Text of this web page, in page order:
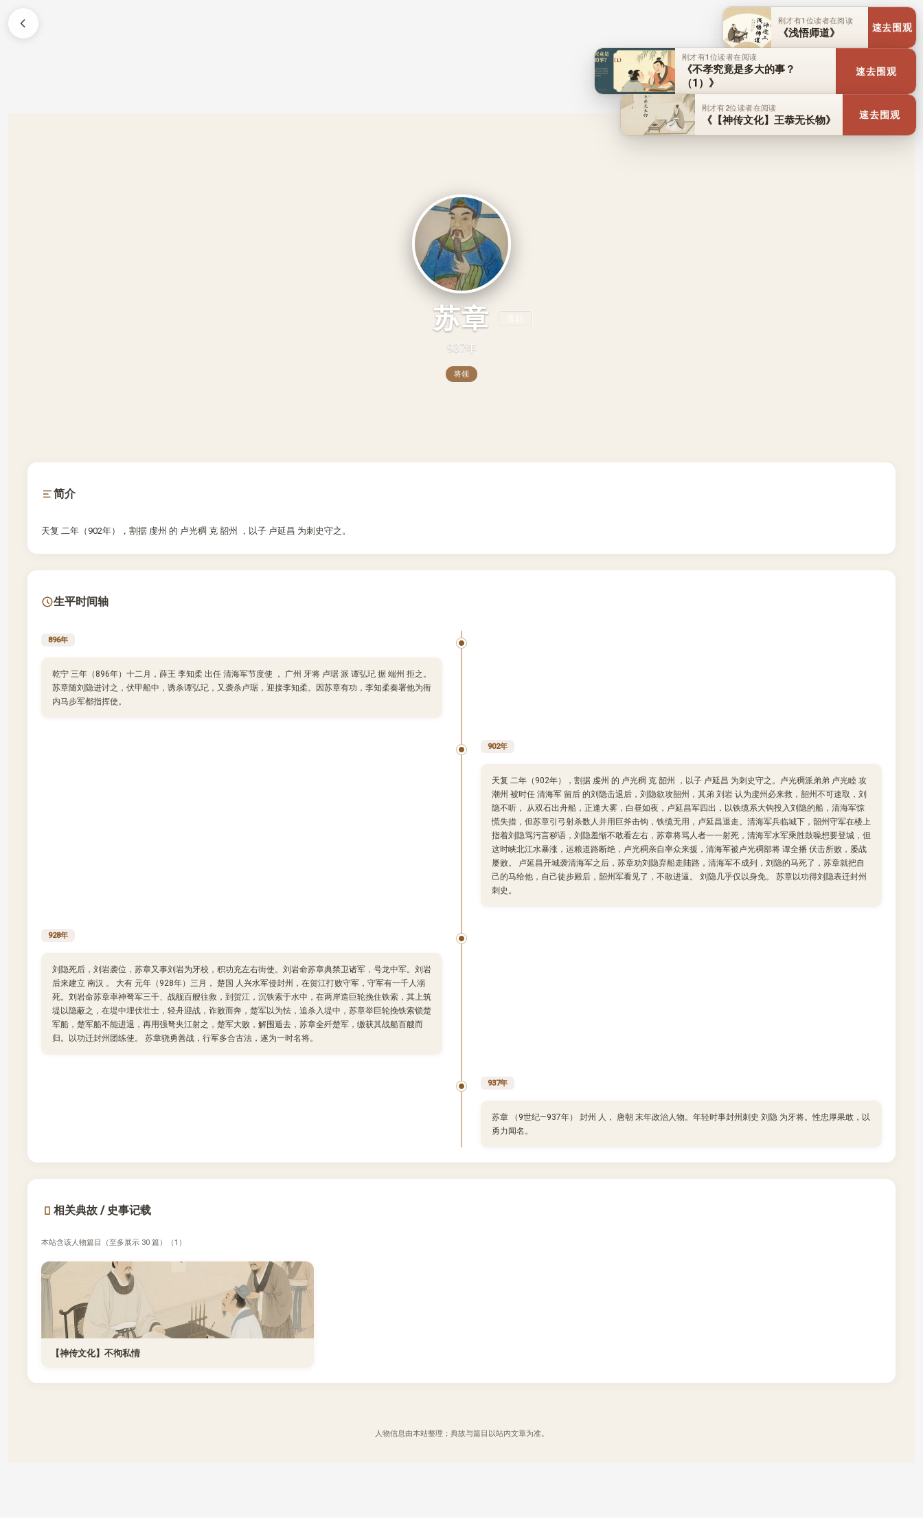
苏章
937年
将领
简介
天复 二年（902年），割据 虔州 的 卢光稠 克 韶州 ，以子 卢延昌 为刺史守之。
生平时间轴
896年
乾宁 三年（896年）十二月，薛王 李知柔 出任 清海军节度使 ， 广州 牙将 卢琚 派 谭弘玘 据 端州 拒之。
苏章随刘隐进讨之，伏甲船中，诱杀谭弘玘，又袭杀卢琚，迎接李知柔。因苏章有功，李知柔奏署他为衙
内马步军都指挥使。
902年
天复 二年（902年），割据 虔州 的 卢光稠 克 韶州 ，以子 卢延昌 为刺史守之。卢光稠派弟弟 卢光睦 攻
潮州 被时任 清海军 留后 的刘隐击退后，刘隐欲攻韶州，其弟 刘岩 认为虔州必来救，韶州不可速取，刘
隐不听， 从双石出舟船，正逢大雾，白昼如夜，卢延昌军四出，以铁缆系大钩投入刘隐的船，清海军惊
慌失措，但苏章引弓射杀数人并用巨斧击钩，铁缆无用，卢延昌退走。清海军兵临城下，韶州守军在楼上
指着刘隐骂污言秽语，刘隐羞惭不敢看左右，苏章将骂人者一一射死，清海军水军乘胜鼓噪想要登城，但
这时峡北江水暴涨，运粮道路断绝，卢光稠亲自率众来援，清海军被卢光稠部将 谭全播 伏击所败，屡战
屡败。 卢延昌开城袭清海军之后，苏章劝刘隐弃船走陆路，清海军不成列，刘隐的马死了，苏章就把自
己的马给他，自己徒步殿后，韶州军看见了，不敢进逼。 刘隐几乎仅以身免。 苏章以功得刘隐表迁封州
刺史。
928年
刘隐死后，刘岩袭位，苏章又事刘岩为牙校，积功充左右街使。刘岩命苏章典禁卫诸军，号龙中军。刘岩
后来建立 南汉 。 大有 元年（928年）三月， 楚国 人兴水军侵封州，在贺江打败守军，守军有一千人溺
死。刘岩命苏章率神弩军三千、战舰百艘往救，到贺江，沉铁索于水中，在两岸造巨轮挽住铁索，其上筑
堤以隐蔽之，在堤中埋伏壮士，轻舟迎战，诈败而奔，楚军以为怯，追杀入堤中，苏章举巨轮挽铁索锁楚
军船，楚军船不能进退，再用强弩夹江射之，楚军大败，解围遁去，苏章全歼楚军，缴获其战船百艘而
归。以功迁封州团练使。 苏章骁勇善战，行军多合古法，遂为一时名将。
937年
苏章 （9世纪—937年） 封州 人， 唐朝 末年政治人物。年轻时事封州刺史 刘隐 为牙将。性忠厚果敢，以
勇力闻名。
相关典故 / 史事记载
本站含该人物篇目（至多展示 30 篇）（1）
【神传文化】不徇私情
人物信息由本站整理；典故与篇目以站内文章为准。
刚才有1位读者在阅读
《浅悟师道》 速去围观
刚才有1位读者在阅读
《不孝究竟是多大的事？
（1）》
速去围观
刚才有2位读者在阅读
《【神传文化】王恭无长物》 速去围观